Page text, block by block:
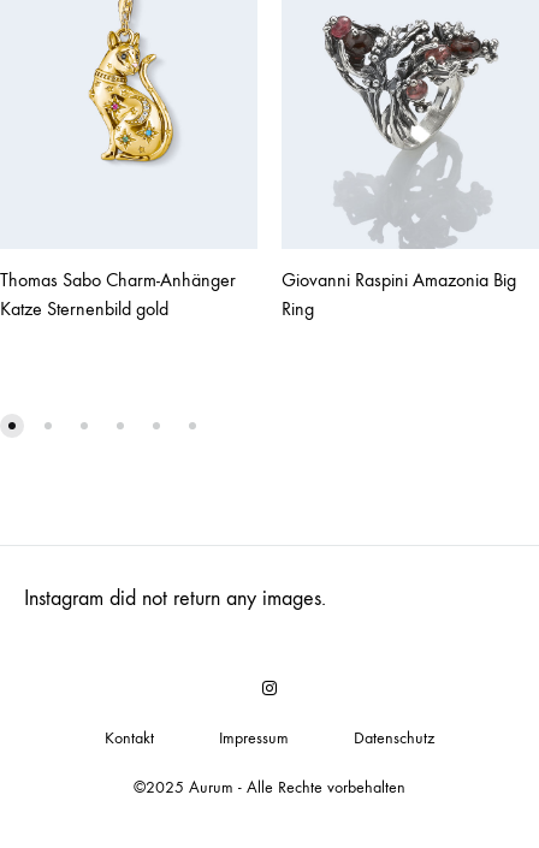
Thomas Sabo Charm-Anhänger
Katze Sternenbild gold
Giovanni Raspini Amazonia Big
Ring
Instagram did not return any images.
©2025 Aurum - Alle Rechte vorbehalten
Insta
Kontakt Impressum Datenschutz